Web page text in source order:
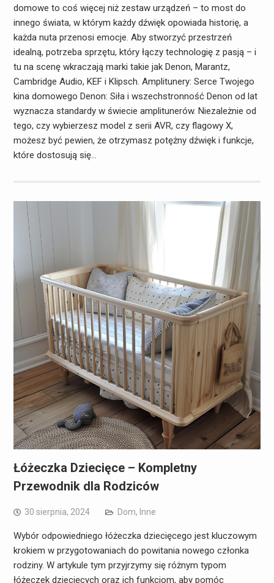
domowe to coś więcej niż zestaw urządzeń – to most do
innego świata, w którym każdy dźwięk opowiada historię, a
każda nuta przenosi emocje. Aby stworzyć przestrzeń
idealną, potrzeba sprzętu, który łączy technologię z pasją – i
tu na scenę wkraczają marki takie jak Denon, Marantz,
Cambridge Audio, KEF i Klipsch. Amplitunery: Serce Twojego
kina domowego Denon: Siła i wszechstronność Denon od lat
wyznacza standardy w świecie amplitunerów. Niezależnie od
tego, czy wybierzesz model z serii AVR, czy flagowy X,
możesz być pewien, że otrzymasz potężny dźwięk i funkcje,
które dostosują się…
Łóżeczka Dziecięce – Kompletny
Przewodnik dla Rodziców
30 sierpnia, 2024 Dom, Inne
Wybór odpowiedniego łóżeczka dziecięcego jest kluczowym
krokiem w przygotowaniach do powitania nowego członka
rodziny. W artykule tym przyjrzymy się różnym typom
łóżeczek dziecięcych oraz ich funkcjom, aby pomóc